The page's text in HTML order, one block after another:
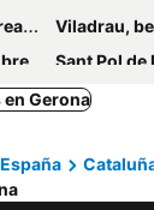
Viladrau,
Sant Pol de
Pals, bed
Torelló, bed
San Feliu de
Gerona
España